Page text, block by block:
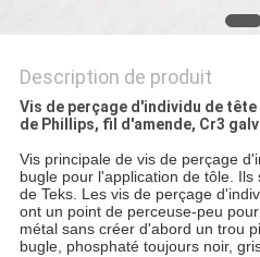
Description de produit
Vis de perçage d'individu de
de Phillips, fil d'amende, Cr3
Vis principale de vis de perçage
bugle pour l'application de tôle.
de Teks. Les vis de perçage
ont un point de perceuse-peu
métal sans créer d'abord un trou
bugle, phosphaté toujours noir,